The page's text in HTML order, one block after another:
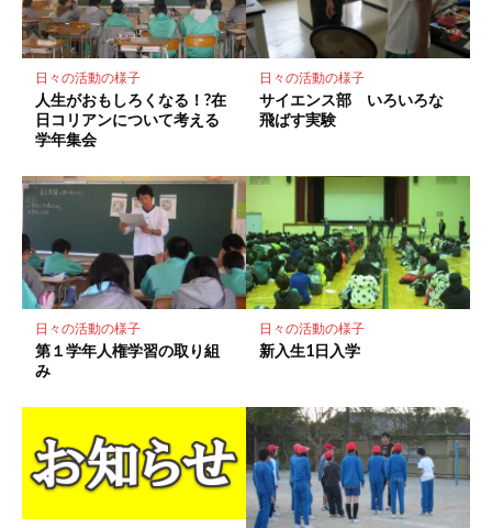
に
保
日々の活動の様子
人生がおもしろくなる！?在
日コリアンについて考える
学年集会
日々の活動の様子
サイエンス部 いろいろな
飛ばす実験
日々の活動の様子
第１学年人権学習の取り組
み
日々の活動の様子
新入生1日入学